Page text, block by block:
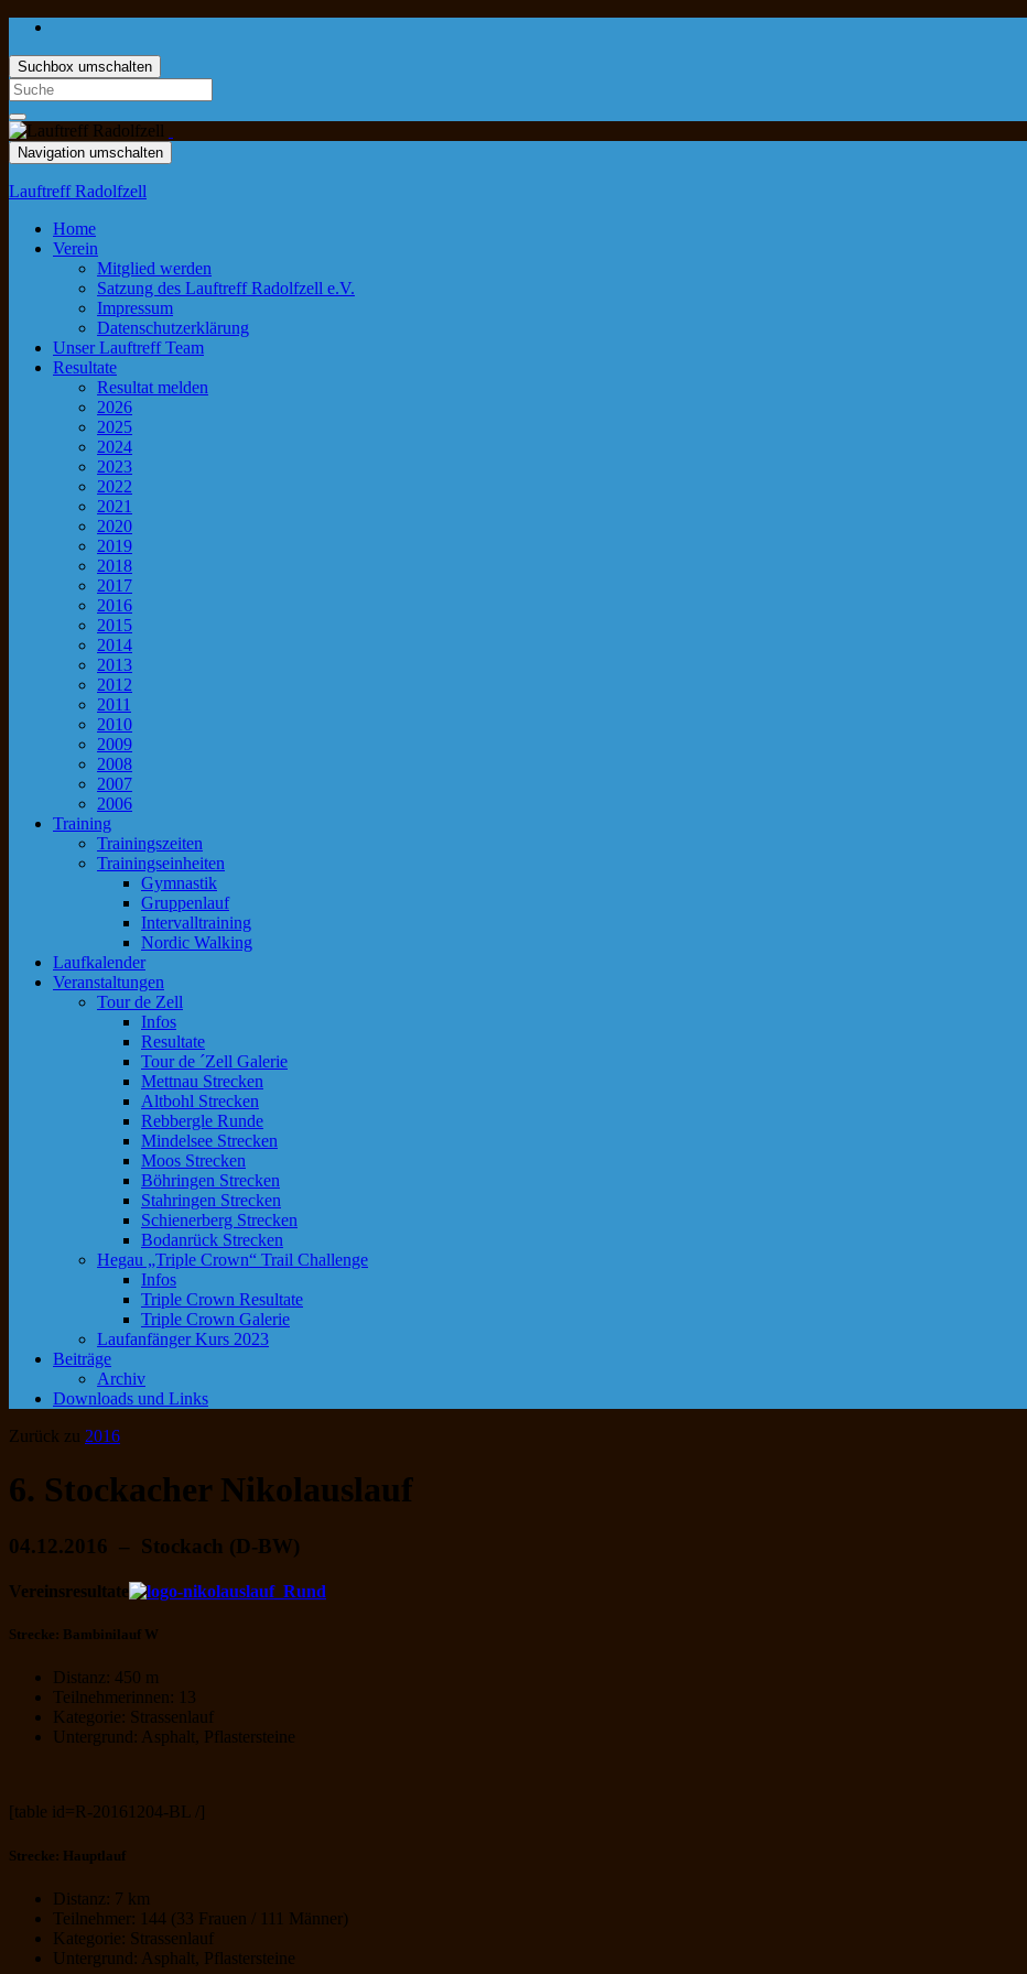
Suchbox umschalten
Navigation umschalten
Lauftreff Radolfzell
Home
Verein
Mitglied werden
Satzung des Lauftreff Radolfzell e.V.
Impressum
Datenschutzerklärung
Unser Lauftreff Team
Resultate
Resultat melden
2026
2025
2024
2023
2022
2021
2020
2019
2018
2017
2016
2015
2014
2013
2012
2011
2010
2009
2008
2007
2006
Training
Trainingszeiten
Trainingseinheiten
Gymnastik
Gruppenlauf
Intervalltraining
Nordic Walking
Laufkalender
Veranstaltungen
Tour de Zell
Infos
Resultate
Tour de ´Zell Galerie
Mettnau Strecken
Altbohl Strecken
Rebbergle Runde
Mindelsee Strecken
Moos Strecken
Böhringen Strecken
Stahringen Strecken
Schienerberg Strecken
Bodanrück Strecken
Hegau „Triple Crown“ Trail Challenge
Infos
Triple Crown Resultate
Triple Crown Galerie
Laufanfänger Kurs 2023
Beiträge
Archiv
Downloads und Links
Zurück zu 2016
6. Stockacher Nikolauslauf
04.12.2016 – Stockach (D-BW)
Vereinsresultate
Strecke: Bambinilauf W
Distanz: 450 m
Teilnehmerinnen: 13
Kategorie: Strassenlauf
Untergrund: Asphalt, Pflastersteine
[table id=R-20161204-BL /]
Strecke: Hauptlauf
Distanz: 7 km
Teilnehmer: 144 (33 Frauen / 111 Männer)
Kategorie: Strassenlauf
Untergrund: Asphalt, Pflastersteine